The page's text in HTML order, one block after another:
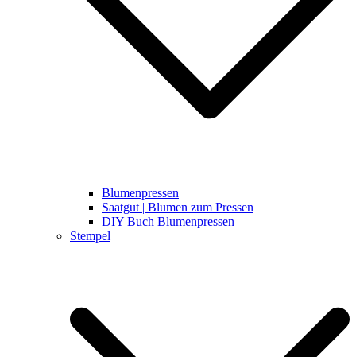
Blumenpressen
Saatgut | Blumen zum Pressen
DIY Buch Blumenpressen
Stempel